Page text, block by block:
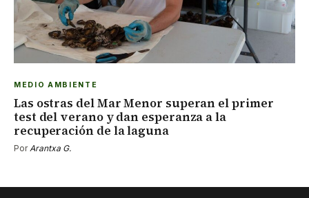
MEDIO AMBIENTE
Las ostras del Mar Menor superan el primer
test del verano y dan esperanza a la
recuperación de la laguna
Por Arantxa G.